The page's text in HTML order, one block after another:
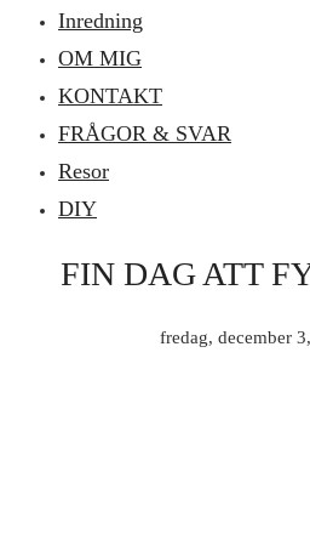
Inredning
OM MIG
KONTAKT
FRÅGOR & SVAR
Resor
DIY
FIN DAG ATT
fredag, december